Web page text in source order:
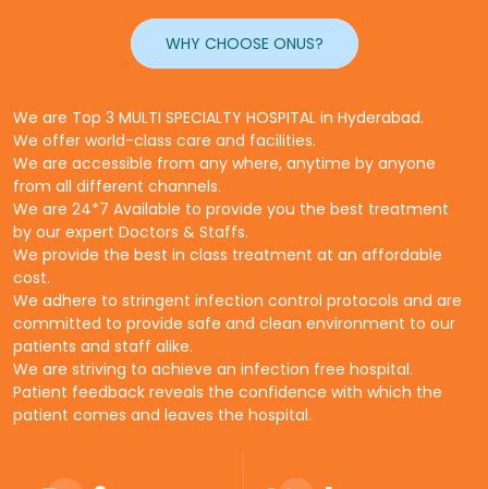
WHY CHOOSE ONUS?
We are Top 3 MULTI SPECIALTY HOSPITAL in Hyderabad.
We offer world-class care and facilities.
We are accessible from any where, anytime by anyone
from all different channels.
We are 24*7 Available to provide you the best treatment
by our expert Doctors & Staffs.
We provide the best in class treatment at an affordable
cost.
We adhere to stringent infection control protocols and are
committed to provide safe and clean environment to our
patients and staff alike.
We are striving to achieve an infection free hospital.
Patient feedback reveals the confidence with which the
patient comes and leaves the hospital.